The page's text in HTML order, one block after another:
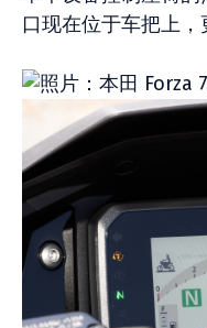
口现在位于车把上，